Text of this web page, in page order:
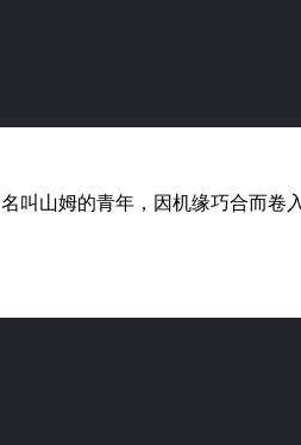
山姆的青年，因机缘巧合而卷